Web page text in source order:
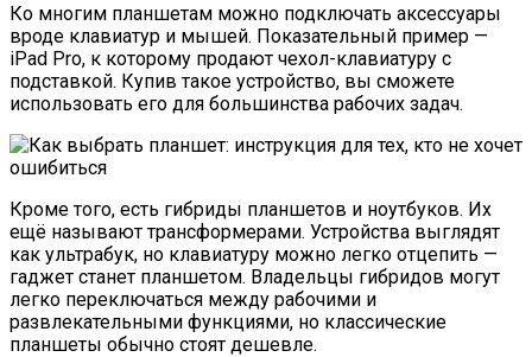
Ко многим планшетам можно подключать аксессуары
вроде клавиатур и мышей. Показательный пример —
iPad Pro, к которому продают чехол-клавиатуру с
подставкой. Купив такое устройство, вы сможете
использовать его для большинства рабочих задач.
Кроме того, есть гибриды планшетов и ноутбуков. Их
ещё называют трансформерами. Устройства выглядят
как ультрабук, но клавиатуру можно легко отцепить —
гаджет станет планшетом. Владельцы гибридов могут
легко переключаться между рабочими и
развлекательными функциями, но классические
планшеты обычно стоят дешевле.